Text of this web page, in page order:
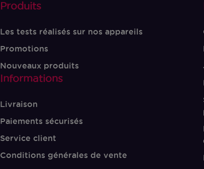
Produits
Les tests réalisés sur nos appareils
Promotions
Nouveaux produits
Informations
Livraison
Paiements sécurisés
Service client
Conditions générales de vente